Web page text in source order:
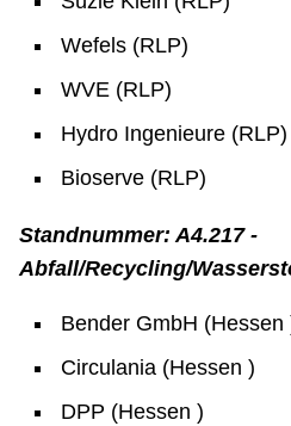
Wefels (RLP)
WVE (RLP)
Hydro Ingenieure (RLP)
Bioserve (RLP)
Standnummer: A4.217 -
Abfall/Recycling/
Bender GmbH (Hessen
Circulania (Hessen )
DPP (Hessen )